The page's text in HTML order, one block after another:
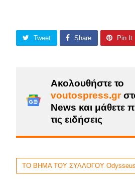
Tweet Share Pin It
Ακολουθήστε το
voutospress.gr
News και μάθετε
τις ειδήσεις
ΤΟ ΒΗΜΑ ΤΟΥ ΣΥΛΛΟΓΟΥ Odysseus